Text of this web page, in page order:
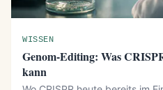
WISSEN
Genom-Editing: Was
kann